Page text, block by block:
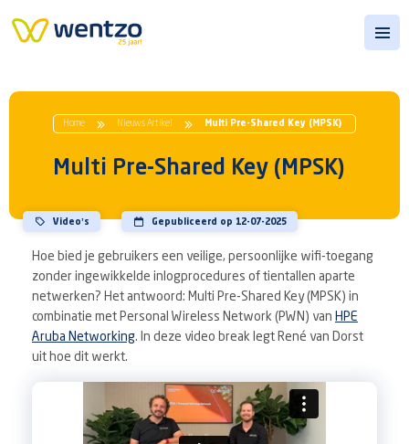
Home Nieuws Artikel Multi Pre-Shared Key (MPSK)
Multi Pre-Shared Key (MPSK)
Video’s Gepubliceerd op 12-07-2025
Hoe bied je gebruikers een veilige, persoonlijke wifi-toegang
zonder ingewikkelde inlogprocedures of tientallen aparte
netwerken? Het antwoord: Multi Pre-Shared Key (MPSK) in
combinatie met Personal Wireless Network (PWN) van HPE
Aruba Networking. In deze video break legt René van Dorst
uit hoe dit werkt.